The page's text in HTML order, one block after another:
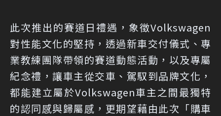
此次推出的賽道日禮遇，象徵Volkswagen
對性能文化的堅持，透過新車交付儀式、專
業教練團隊帶領的賽道動態活動，以及專屬
紀念禮，讓車主從交車、駕馭到品牌文化，
都能建立屬於Volkswagen車主之間最獨特
的認同感與歸屬感，更期望藉由此次「購車